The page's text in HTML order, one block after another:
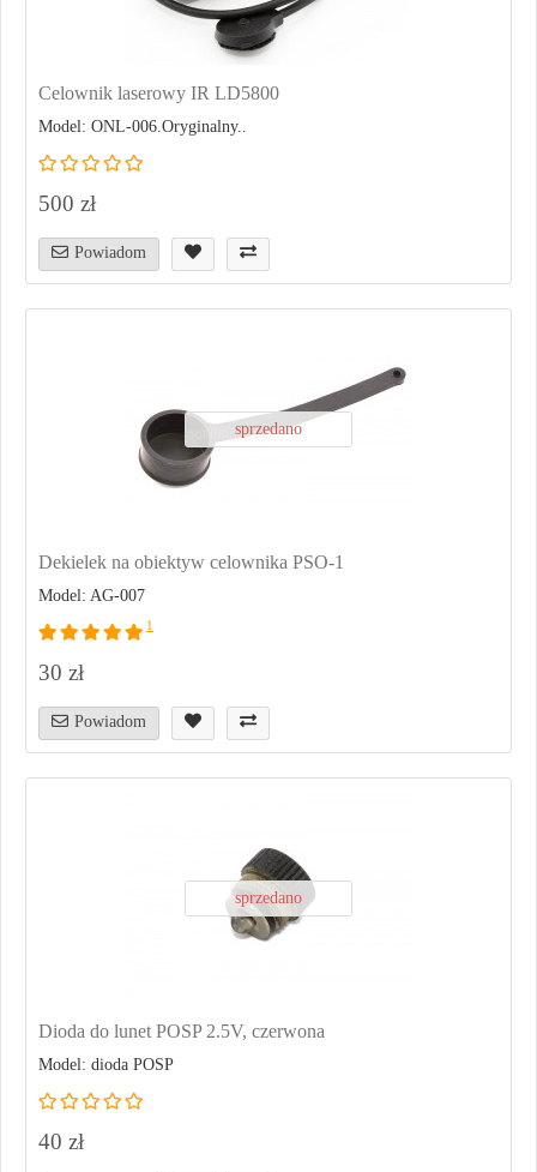
Celownik laserowy IR LD5800
Model: ONL-006.Oryginalny..
500 zł
Powiadom
sprzedano
Dekielek na obiektyw celownika PSO-1
Model: AG-007
1
30 zł
Powiadom
sprzedano
Dioda do lunet POSP 2.5V, czerwona
Model: dioda POSP
40 zł